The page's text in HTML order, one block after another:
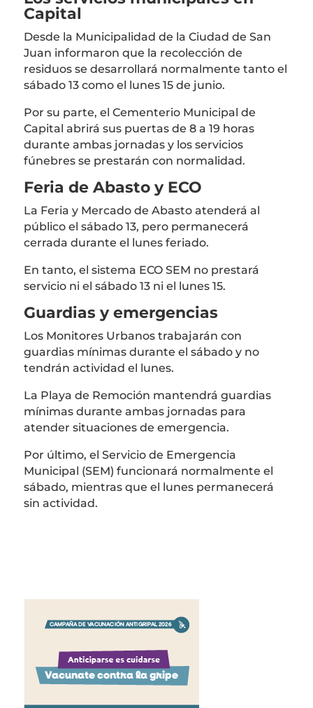
Capital
Desde la Municipalidad de la Ciudad de San
Juan informaron que la recolección de
residuos se desarrollará normalmente tanto el
sábado 13 como el lunes 15 de junio.
Por su parte, el Cementerio Municipal de
Capital abrirá sus puertas de 8 a 19 horas
durante ambas jornadas y los servicios
fúnebres se prestarán con normalidad.
Feria de Abasto y ECO
La Feria y Mercado de Abasto atenderá al
público el sábado 13, pero permanecerá
cerrada durante el lunes feriado.
En tanto, el sistema ECO SEM no prestará
servicio ni el sábado 13 ni el lunes 15.
Guardias y emergencias
Los Monitores Urbanos trabajarán con
guardias mínimas durante el sábado y no
tendrán actividad el lunes.
La Playa de Remoción mantendrá guardias
mínimas durante ambas jornadas para
atender situaciones de emergencia.
Por último, el Servicio de Emergencia
Municipal (SEM) funcionará normalmente el
sábado, mientras que el lunes permanecerá
sin actividad.